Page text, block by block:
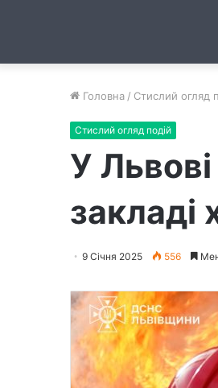
Головна / Стислий огляд
Стислий огляд подій
У
закладі
9 Січня 2025 556